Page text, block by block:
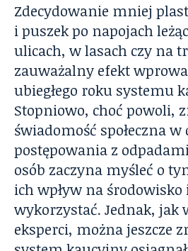
Zdecydowanie mniej
i puszek po napojach
ulicach, w lasach czy na
zauważalny efekt
ubiegłego roku systemu
Stopniowo, choć powoli,
świadomość społeczna
postępowania z
osób zaczyna myśleć o
ich wpływ na środowisko
wykorzystać. Jednak, jak
eksperci, można jeszcze